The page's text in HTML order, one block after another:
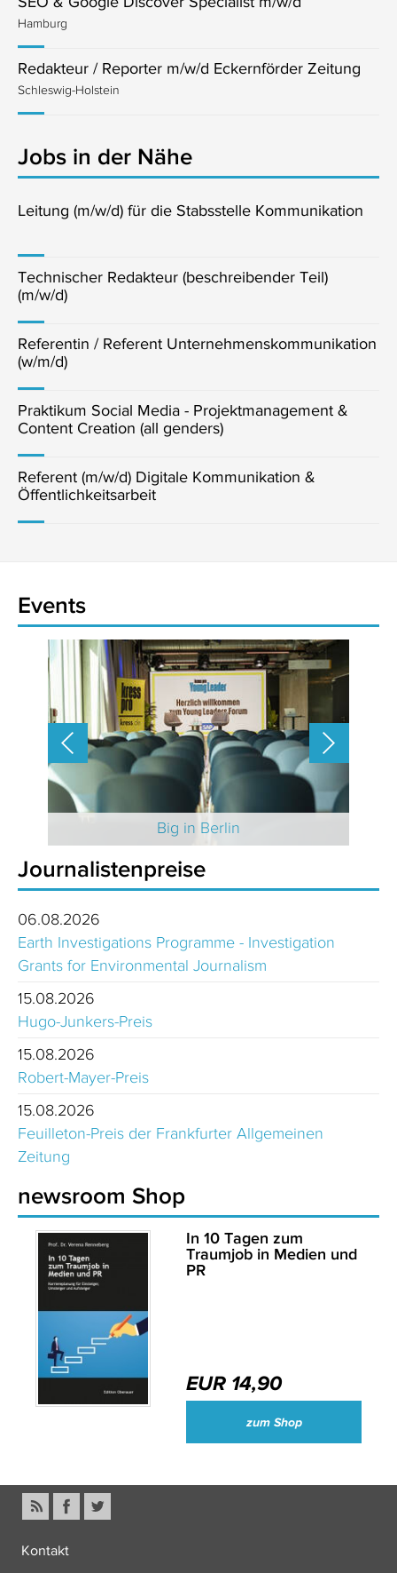
Hamburg
Redakteur / Reporter m/w/d Eckernförder Zeitung
Schleswig-Holstein
Jobs in der Nähe
Leitung (m/w/d) für die Stabsstelle Kommunikation
Technischer Redakteur (beschreibender Teil)
(m/w/d)
Referentin / Referent Unternehmenskommunikation
(w/m/d)
Praktikum Social Media - Projektmanagement &
Content Creation (all genders)
Referent (m/w/d) Digitale Kommunikation &
Öffentlichkeitsarbeit
Events
Big in Berlin
Journalistenpreise
06.08.2026
Earth Investigations Programme - Investigation
Grants for Environmental Journalism
15.08.2026
Hugo-Junkers-Preis
15.08.2026
Robert-Mayer-Preis
15.08.2026
Feuilleton-Preis der Frankfurter Allgemeinen
Zeitung
newsroom Shop
In 10 Tagen zum
Traumjob in Medien und
PR
EUR 14,90
zum Shop
Kontakt